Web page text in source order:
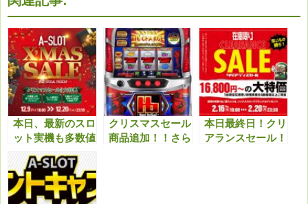
本日、最新のスロ
ット実機も多数値
下げ！クリスマス
セール特典と合わ
せてどうぞ！！
クリスマスセール
商品追加！！さら
本日最終日！クリ
アランスセール！